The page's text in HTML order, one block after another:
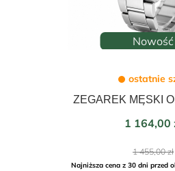
Nowość
ostatnie
Cena
1 164,00
Cena
1 455,00 zł
Najniższa cena z 30 dni przed